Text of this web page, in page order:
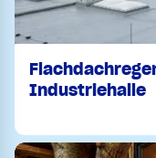
Industriehalle